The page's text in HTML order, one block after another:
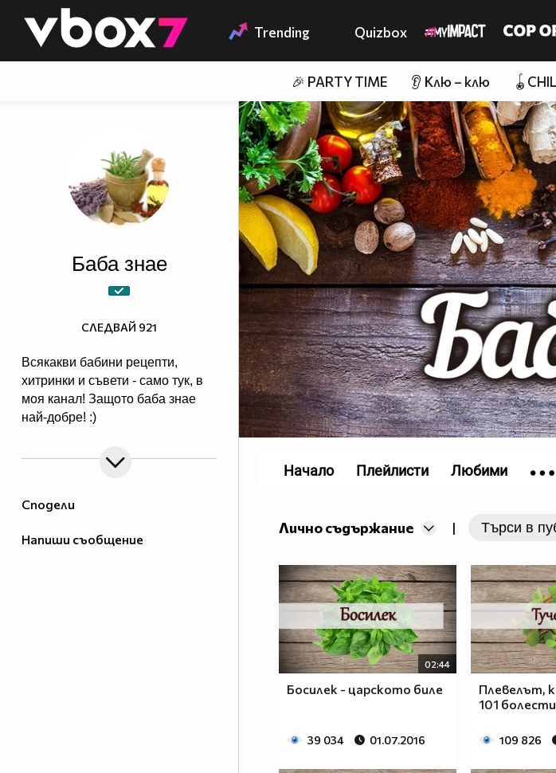
👾 Trending Quizbox
🎉 PARTY TIME 👂 Клю – клю
Сподели
Напиши съобщение
Баба знае
Всякакви бабини рецепти,
хитринки и съвети - само тук, в
моя канал! Защото баба знае
най-добре! :)
СЛЕДВАЙ 921
Лично съдържание |
02:44
Босилек - царското биле
39 034 01.07.2016
Плевелът,
101 болести
109 826
Начало Плейлисти Любими